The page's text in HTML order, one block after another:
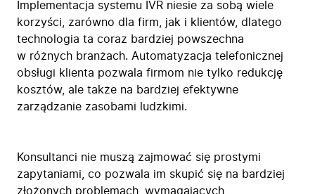
Implementacja systemu IVR niesie za sobą wiele
korzyści, zarówno dla firm, jak i klientów, dlatego
technologia ta coraz bardziej powszechna
w różnych branżach. Automatyzacja telefonicznej
obsługi klienta pozwala firmom nie tylko redukcję
kosztów, ale także na bardziej efektywne
zarządzanie zasobami ludzkimi.
Konsultanci nie muszą zajmować się prostymi
zapytaniami, co pozwala im skupić się na bardziej
złożonych problemach, wymagających